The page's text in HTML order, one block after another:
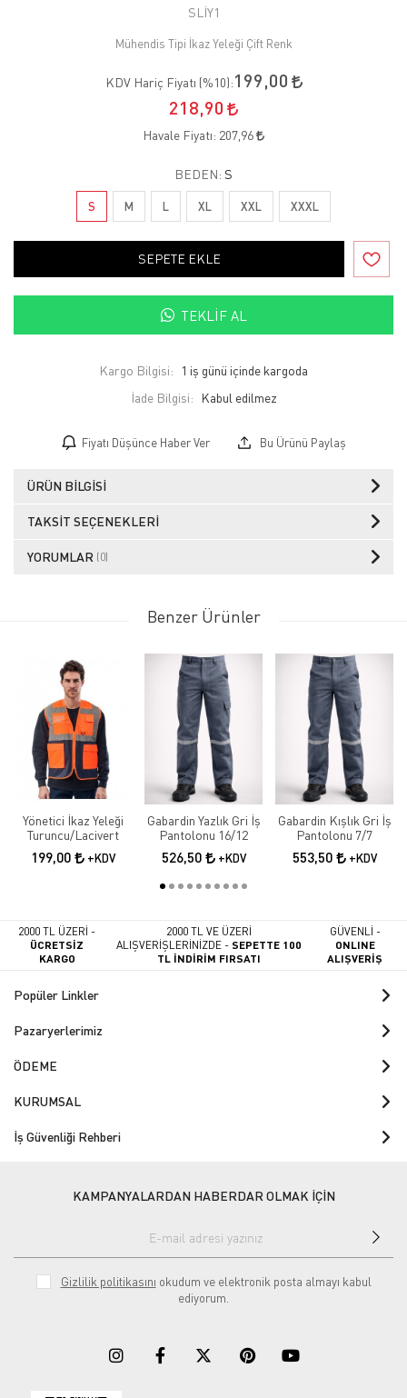
SLİY1
Mühendis Tipi İkaz Yeleği Çift Renk
KDV Hariç Fiyatı (%10):199,00
218,90
Havale Fiyatı: 207,96
BEDEN: S
S M L XL XXL XXXL
SEPETE EKLE
TEKLIF AL
Kargo Bilgisi:
1 iş günü içinde kargoda
İade Bilgisi:
Fiyatı Düşünce Haber Ver Bu Ürünü Paylaş
ÜRÜN BILGISI
TAKSIT SEÇENEKLERI
YORUMLAR (0)
Benzer Ürünler
Yönetici İkaz Yeleği
Turuncu/Lacivert
199,00 +KDV
Gabardin Yazlık Gri İş
Pantolonu 16/12
526,50 +KDV
Gabardin Kışlık Gri İş
Pantolonu 7/7
553,50 +KDV
2000 TL ÜZERİ -
ÜCRETSİZ
KARGO
2000 TL VE ÜZERİ
ALIŞVERİŞLERİNİZDE -SEPETTE 100
TL İNDİRİM FIRSATI
GÜVENLİ -
ONLINE
ALIŞVERİŞ
Popüler Linkler
Pazaryerlerimiz
ÖDEME
KURUMSAL
İş Güvenliği Rehberi
KAMPANYALARDAN HABERDAR OLMAK İÇİN
Gizlilik politikasını okudum ve elektronik posta almayı kabul
ediyorum.